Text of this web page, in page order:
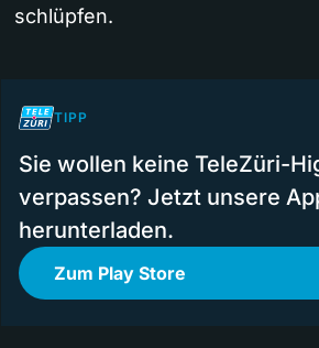
schlüpfen.
TIPP
Sie wollen keine TeleZüri-
verpassen? Jetzt unsere
herunterladen.
Zum Play Store